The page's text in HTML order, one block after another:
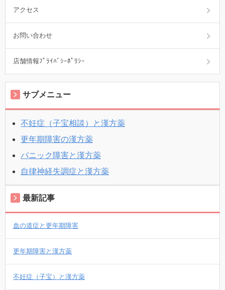
アクセス
お問い合わせ
店舗情報ﾌﾟﾗｲﾊﾞｼｰﾎﾟﾘｼｰ
サブメニュー
不妊症（子宝相談）と漢方薬
更年期障害の漢方薬
パニック障害と漢方薬
自律神経失調症と漢方薬
最新記事
血の道症と更年期障害
更年期障害と漢方薬
不妊症（子宝）と漢方薬